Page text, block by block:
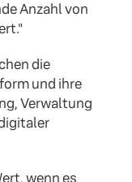
Anzahl von
die
und ihre
Verwaltung
wenn es